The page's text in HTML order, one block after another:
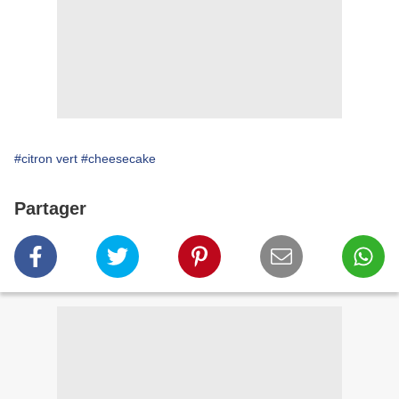
#citron vert #cheesecake
Partager